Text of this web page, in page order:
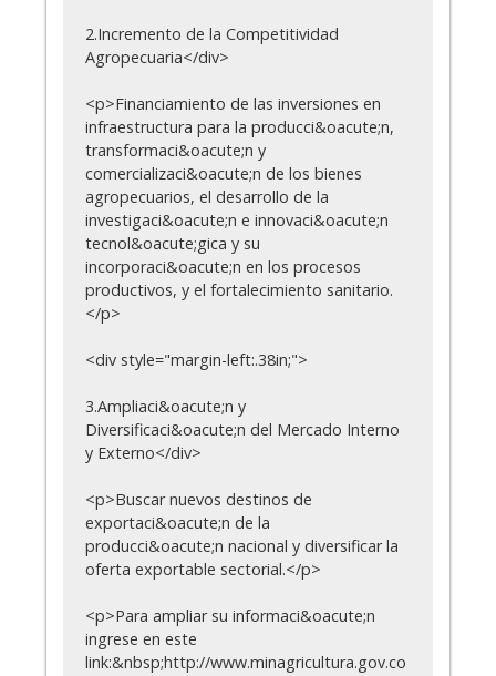
2.Incremento de la Competitividad
Agropecuaria</div>
<p>Financiamiento de las inversiones en
infraestructura para la producci&oacute;n,
transformaci&oacute;n y
comercializaci&oacute;n de los bienes
agropecuarios, el desarrollo de la
investigaci&oacute;n e innovaci&oacute;n
tecnol&oacute;gica y su
incorporaci&oacute;n en los procesos
productivos, y el fortalecimiento sanitario.
</p>
<div style="margin-left:.38in;">
3.Ampliaci&oacute;n y
Diversificaci&oacute;n del Mercado Interno
y Externo</div>
<p>Buscar nuevos destinos de
exportaci&oacute;n de la
producci&oacute;n nacional y diversificar la
oferta exportable sectorial.</p>
<p>Para ampliar su informaci&oacute;n
ingrese en este
link:&nbsp;http://www.minagricultura.gov.co